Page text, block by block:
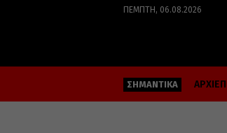
ΠΈΜΠΤΗ, 06.08.2026
ΣΗΜΑΝΤΙΚΑ